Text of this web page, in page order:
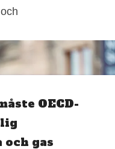
OECD-
gas